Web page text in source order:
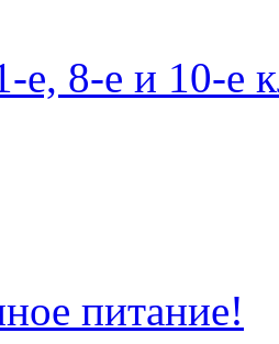
е, 8-е и 10-е
питание!